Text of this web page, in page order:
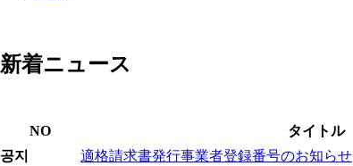
新着ニュース
NO タイトル
공지
適格請求書発行事業者登録番号のお知らせ